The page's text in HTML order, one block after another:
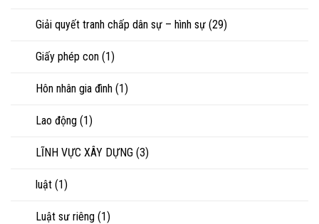
Giải quyết tranh chấp dân sự – hình sự (29)
Giấy phép con (1)
Hôn nhân gia đình (1)
Lao động (1)
LĨNH VỰC XÂY DỰNG (3)
luật (1)
Luật sư riêng (1)